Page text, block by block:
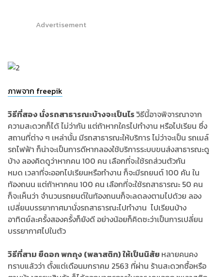
Advertisement
ภาพจาก freepik
วิธีที่สอง นั่งรถสาธารณะบ้างจะเป็นไรวิธีนี้อาจพิจารณาจาก
ความสะดวกก็ได้ ไม่ว่ากัน แต่ถ้าหากใครไปทำงาน หรือไปเรียน ซึ่ง
สถานที่ต่าง ๆ เหล่านั้น มีรถสาธารณะให้บริการ ไม่ว่าจะเป็น รถเมล์
รถไฟฟ้า ก็น่าจะเป็นการดีหากลองใช้บริการระบบขนส่งสาธารณะดู
บ้าง ลองคิดดูว่าหากคน 100 คน เลือกที่จะใช้รถส่วนตัวกัน
หมด เวลาที่จะออกไปเรียนหรือทำงาน ก็จะมีรถยนต์ 100 คัน ใน
ท้องถนน แต่ถ้าหากคน 100 คน เลือกที่จะใช้รถสาธารณะ 50 คน
ก็จะเห็นว่า จำนวนรถยนต์ในท้องถนนก็จะลดลงตามไปด้วย ลอง
เปลี่ยนบรรยากาศมานั่งรถสาธารณะไปทำงาน ไปเรียนบ้าง
อาทิตย์ละครั้งสองครั้งก็ยังดี อย่างน้อยก็คิดซะว่าเป็นการเปลี่ยน
บรรยากาศไปในตัว
วิธีที่สาม ยืดอก พกถุง (พลาสติก) ให้เป็นนิสัย หลายคนคง
ทราบแล้วว่า ตั้งแต่เดือนมกราคม 2563 ที่ผ่าน ร้านสะดวกซื้อหรือ